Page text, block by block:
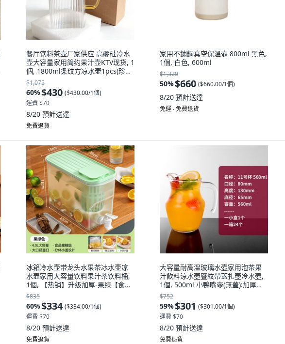
餐厅饮料茶壶厂家供应 高硼硅冷水
壶大容量家用简约果汁壶KTV现货, 1
個, 1800ml条纹方凉水壶1pcs(珍珠
棉包装:1800ml, 1L
$1,075
60%$430 ($430.00/1個)
運費 $70
8/20 預計送達
免費退貨
家用不鏽鋼真空保溫壺 800ml 黑色,
1個, 白色, 600ml
$1,320
50%$660 ($660.00/1個)
8/20 預計送達
免運 ∙ 免費退貨
冰箱冷水壶带龙头水果茶冰水壶凉
水壶家用大容量饮料果汁茶饮料桶,
1個, 【热销】升级加厚-果绿【食品
级材质/冷热两用】:如图, 1L
$835
60%$334 ($334.00/1個)
運費 $70
8/20 預計送達
免費退貨
大容量耐高溫玻璃水壺家用泡茶果
汁飲料涼水壺豎紋帶蓋扎壺冷水壺,
1個, 500ml 小鴨嘴壺(無蓋):加厚款-
破損包賠, 1L
$752
59%$301 ($301.00/1個)
運費 $70
8/20 預計送達
免費退貨